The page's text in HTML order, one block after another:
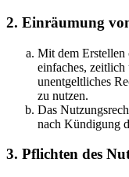
2. Einräumung
Mit dem Erstellen
einfaches, zeitlich
unentgeltliches
zu nutzen.
Das
nach Kündigung
3. Pflichten des